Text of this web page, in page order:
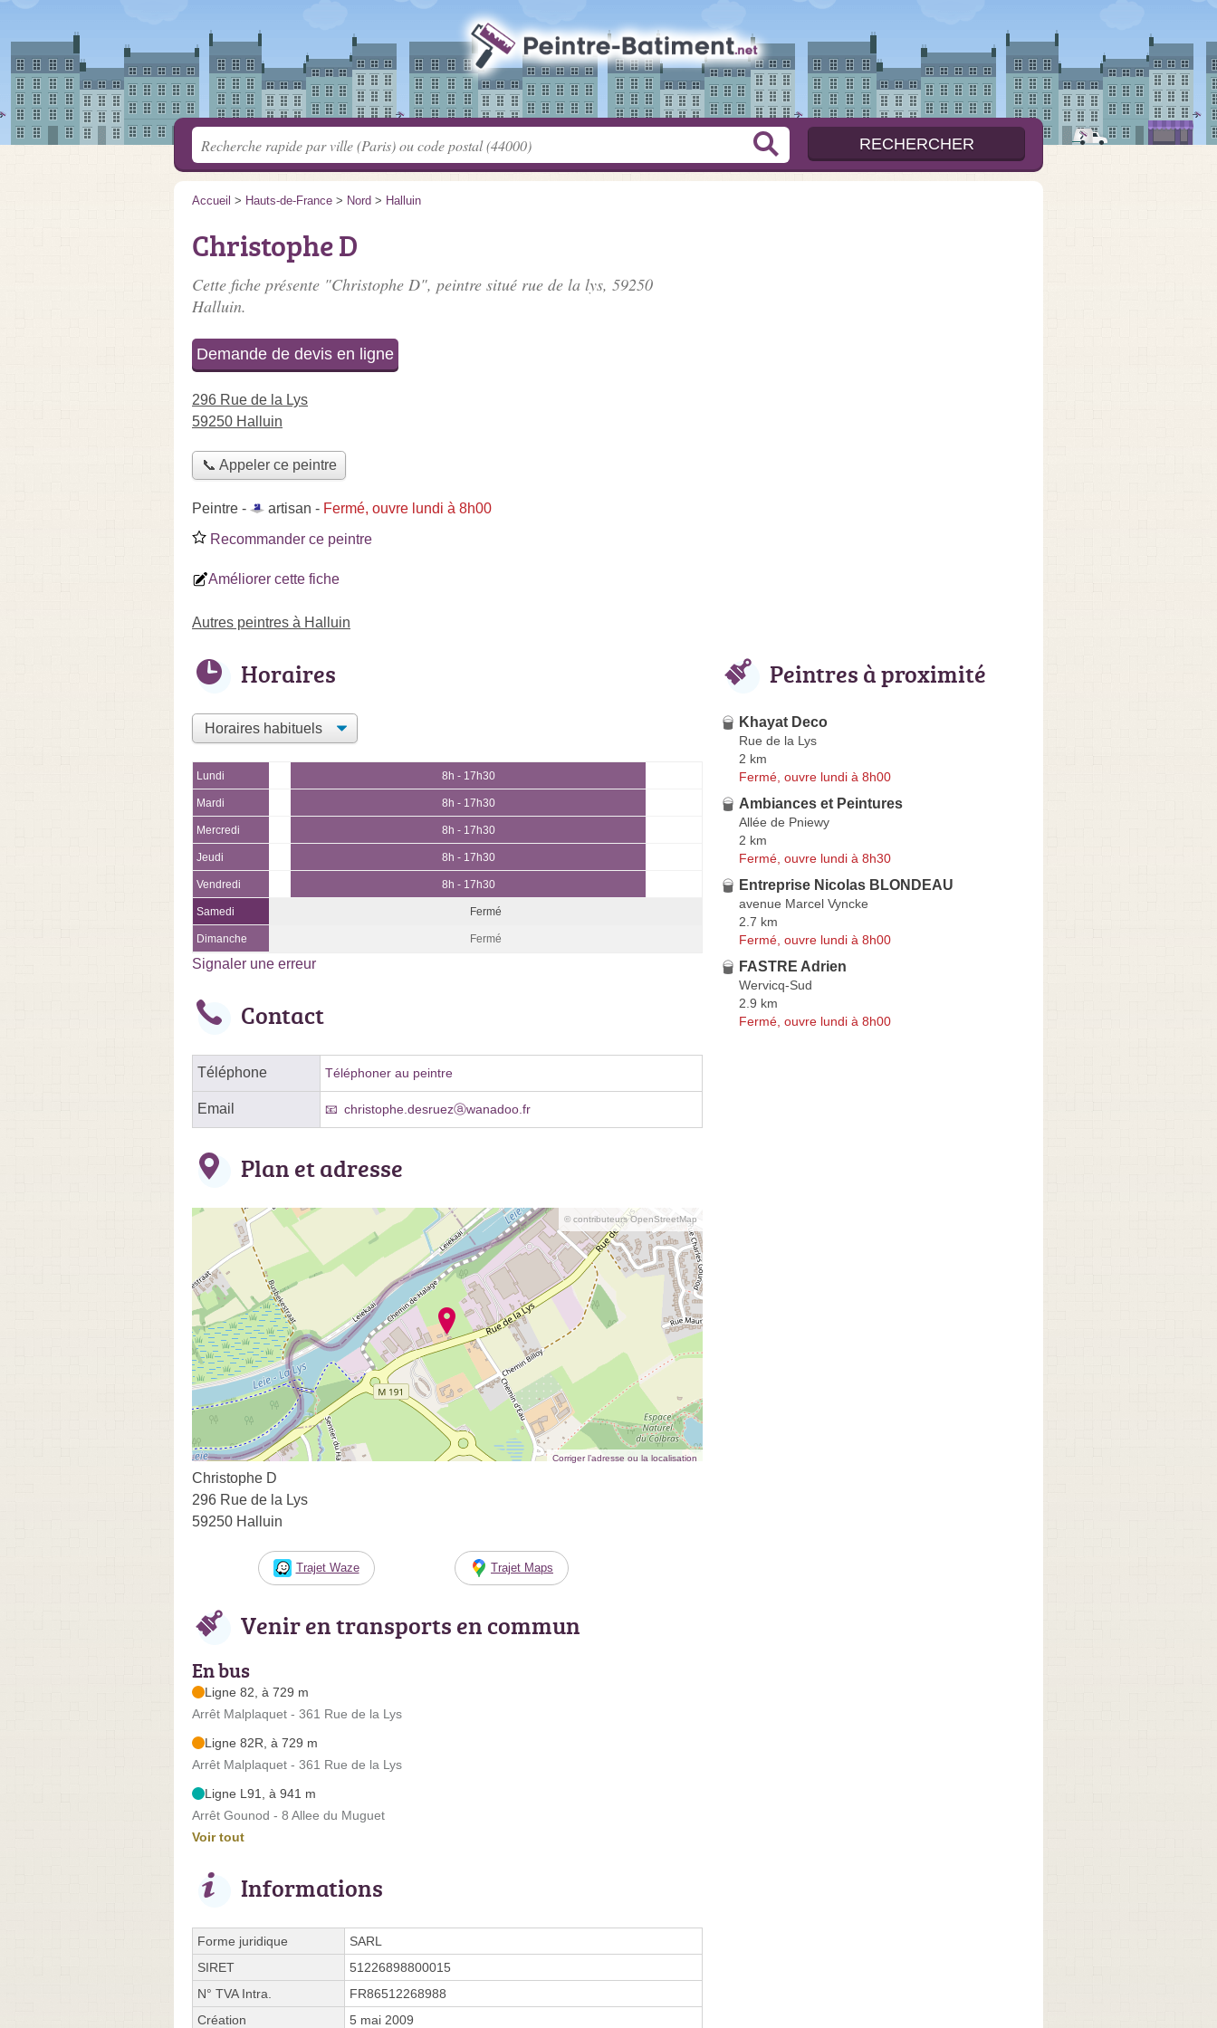
Accueil > Hauts-de-France > Nord > Halluin
Christophe D
Cette fiche présente "Christophe D", peintre situé rue de la lys, 59250
Halluin.
Demande de devis en ligne
296 Rue de la Lys
59250 Halluin
📞 Appeler ce peintre
Peintre - artisan - Fermé, ouvre lundi à 8h00
Recommander ce peintre
Améliorer cette fiche
Autres peintres à Halluin
Horaires
Lundi 8h - 17h30
Mardi 8h - 17h30
Mercredi 8h - 17h30
Jeudi 8h - 17h30
Vendredi 8h - 17h30
Samedi Fermé
Dimanche Fermé
Signaler une erreur
Contact
Téléphone Téléphoner au peintre
Email christophe.desruezⓐwanadoo.fr
Plan et adresse
© contributeurs OpenStreetMap
Corriger l’adresse ou la localisation
Christophe D
296 Rue de la Lys
59250 Halluin
Trajet Waze Trajet Maps
Venir en transports en commun
En bus
Ligne 82, à 729 m
Arrêt Malplaquet - 361 Rue de la Lys
Ligne 82R, à 729 m
Arrêt Malplaquet - 361 Rue de la Lys
Ligne L91, à 941 m
Arrêt Gounod - 8 Allee du Muguet
Voir tout
Informations
Forme juridique
SARL
SIRET
51226898800015
N° TVA Intra.
FR86512268988
Création
5 mai 2009
Peintres à proximité
Khayat Deco
Rue de la Lys
2 km
Fermé, ouvre lundi à 8h00
Ambiances et Peintures
Allée de Pniewy
2 km
Fermé, ouvre lundi à 8h30
Entreprise Nicolas BLONDEAU
avenue Marcel Vyncke
2.7 km
Fermé, ouvre lundi à 8h00
FASTRE Adrien
Wervicq-Sud
2.9 km
Fermé, ouvre lundi à 8h00